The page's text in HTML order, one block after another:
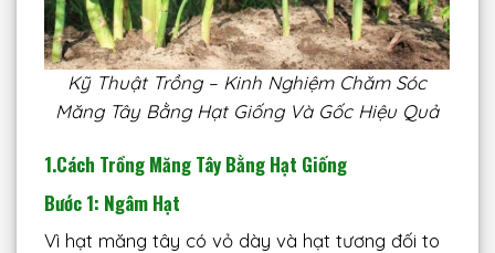
Kỹ Thuật Trồng – Kinh Nghiệm Chăm Sóc
Măng Tây Bằng Hạt Giống Và Gốc Hiệu Quả
1.Cách Trồng Măng Tây Bằng Hạt Giống
Bước 1: Ngâm Hạt
Vì hạt măng tây có vỏ dày và hạt tương đối to